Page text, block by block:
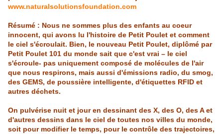
www.naturalsolutionsfoundation.com
Résumé : Nous ne sommes plus des enfants au coeur
innocent, qui avons lu l'histoire de Petit Poulet et comment
le ciel s'écroulait. Bien, le nouveau Petit Poulet, diplômé par
Petit Poulet 101 du monde sait que c'est vrai – le ciel
s'écroule- pas uniquement composé de molécules de l'air
que nous respirons, mais aussi d'émissions radio, du smog,
des GEMS, de poussière intelligente, d'étiquettes RFID et
autres déchets.
On pulvérise nuit et jour en dessinant des X, des O, des A et
d'autres dessins dans le ciel de toutes nos villes du monde,
soit pour modifier le temps, pour le contrôle des trajectoires,